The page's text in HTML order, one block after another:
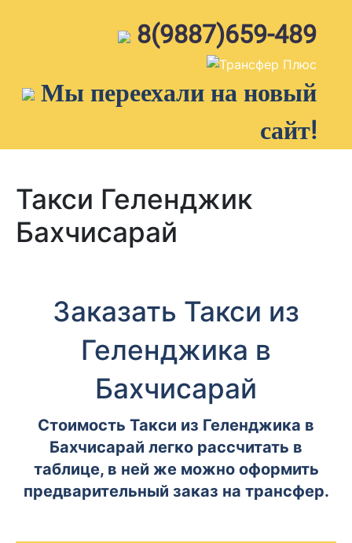
8(9887)659-489
Мы переехали на новый
сайт!
Такси Геленджик
Бахчисарай
Заказать Такси из
Геленджика в
Бахчисарай
Стоимость Такси из Геленджика в
Бахчисарай легко рассчитать в
таблице, в ней же можно оформить
предварительный заказ на трансфер.